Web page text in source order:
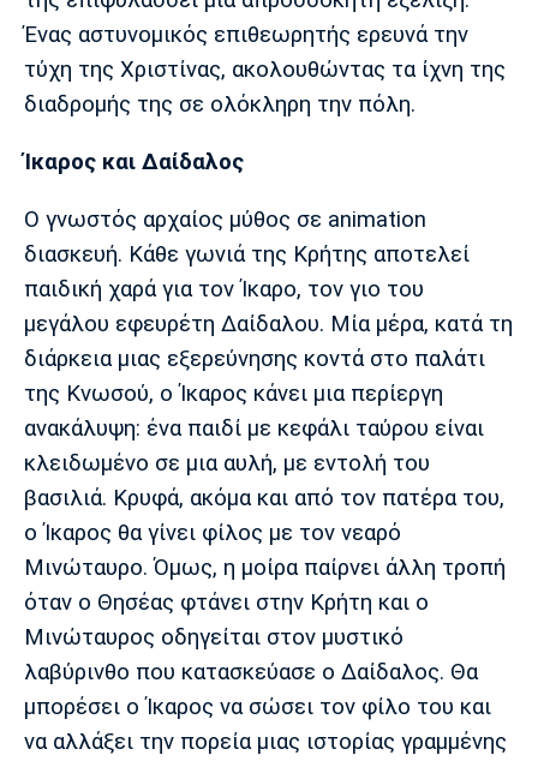
Ένας αστυνομικός επιθεωρητής ερευνά την
τύχη της Χριστίνας, ακολουθώντας τα ίχνη της
διαδρομής της σε ολόκληρη την πόλη.
Ίκαρος και Δαίδαλος
Ο γνωστός αρχαίος μύθος σε animation
διασκευή. Κάθε γωνιά της Κρήτης αποτελεί
παιδική χαρά για τον Ίκαρο, τον γιο του
μεγάλου εφευρέτη Δαίδαλου. Μία μέρα, κατά τη
διάρκεια μιας εξερεύνησης κοντά στο παλάτι
της Κνωσού, ο Ίκαρος κάνει μια περίεργη
ανακάλυψη: ένα παιδί με κεφάλι ταύρου είναι
κλειδωμένο σε μια αυλή, με εντολή του
βασιλιά. Κρυφά, ακόμα και από τον πατέρα του,
ο Ίκαρος θα γίνει φίλος με τον νεαρό
Μινώταυρο. Όμως, η μοίρα παίρνει άλλη τροπή
όταν ο Θησέας φτάνει στην Κρήτη και ο
Μινώταυρος οδηγείται στον μυστικό
λαβύρινθο που κατασκεύασε ο Δαίδαλος. Θα
μπορέσει ο Ίκαρος να σώσει τον φίλο του και
να αλλάξει την πορεία μιας ιστορίας γραμμένης